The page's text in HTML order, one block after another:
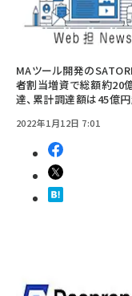
MAツール開発の
者割当増資で総額約20
達、累計調達額は45億
2022年1月12日 7:01